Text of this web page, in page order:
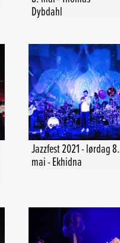
Dybdahl
Jazzfest 2021 - lørdag 8.
mai - Ekhidna